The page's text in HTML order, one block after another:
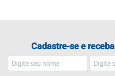
Cadastre-se e